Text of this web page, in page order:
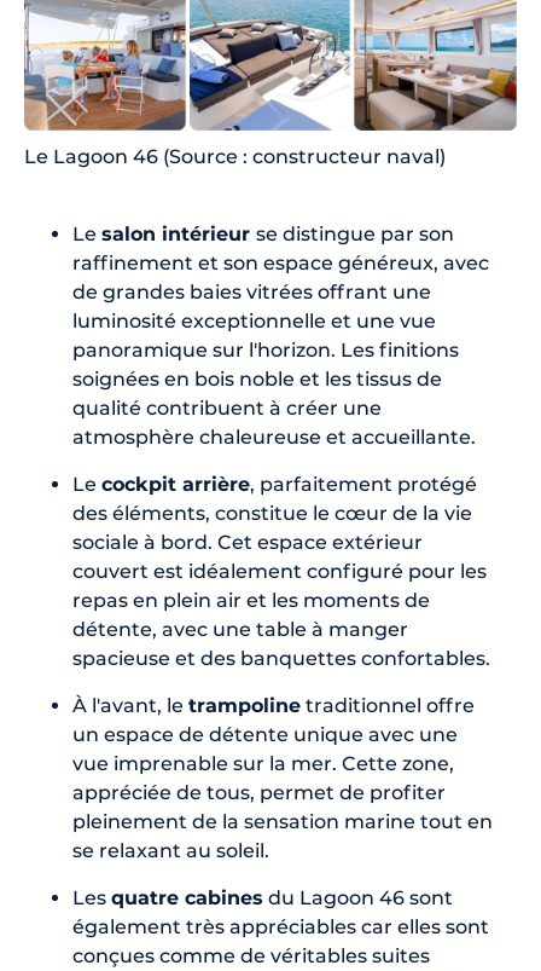
Le Lagoon 46 (Source : constructeur naval)
Le salon intérieur se distingue par son
raffinement et son espace généreux, avec
de grandes baies vitrées offrant une
luminosité exceptionnelle et une vue
panoramique sur l'horizon. Les finitions
soignées en bois noble et les tissus de
qualité contribuent à créer une
atmosphère chaleureuse et accueillante.
Le cockpit arrière, parfaitement protégé
des éléments, constitue le cœur de la vie
sociale à bord. Cet espace extérieur
couvert est idéalement configuré pour les
repas en plein air et les moments de
détente, avec une table à manger
spacieuse et des banquettes confortables.
À l'avant, le trampoline traditionnel offre
un espace de détente unique avec une
vue imprenable sur la mer. Cette zone,
appréciée de tous, permet de profiter
pleinement de la sensation marine tout en
se relaxant au soleil.
Les quatre cabines du Lagoon 46 sont
également très appréciables car elles sont
conçues comme de véritables suites